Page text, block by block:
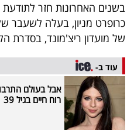
בשנים האחרונות חזר
כרופרט מניון, בעלה לשעבר
של מועדון ריצ'מונד, בסדרת
עוד ב-
אבל בעולם
רוח חיים בגיל 39